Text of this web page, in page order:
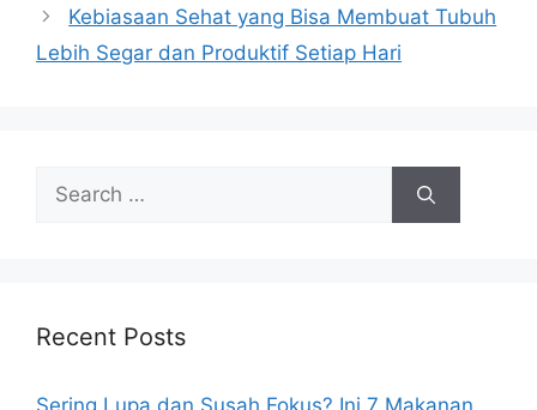
Kebiasaan Sehat yang Bisa Membuat Tubuh
Lebih Segar dan Produktif Setiap Hari
h
Recent Posts